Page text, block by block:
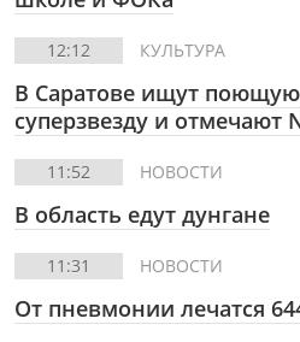
12:12 КУЛЬТУРА
В Саратове ищут
суперзвезду и отмечают
11:52 НОВОСТИ
В область едут дунгане
11:31 НОВОСТИ
От пневмонии лечатся